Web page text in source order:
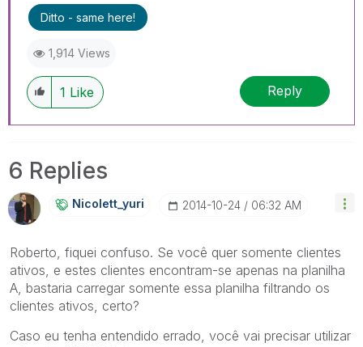
Ditto - same here!
1,914 Views
1 Like Reply
6 Replies
Nicolett_yuri ‎2014-10-24 06:32 AM
Roberto, fiquei confuso. Se você quer somente clientes
ativos, e estes clientes encontram-se apenas na planilha
A, bastaria carregar somente essa planilha filtrando os
clientes ativos, certo?
Caso eu tenha entendido errado, você vai precisar utilizar